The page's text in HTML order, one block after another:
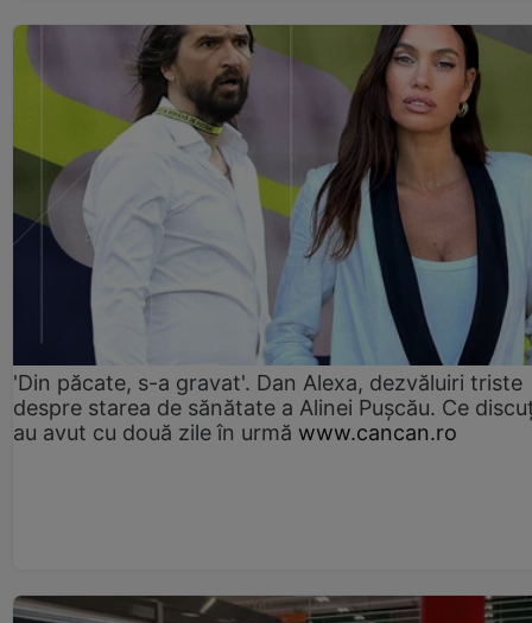
'Din păcate, s-a gravat'. Dan Alexa, dezvăluiri triste
despre starea de sănătate a Alinei Pușcău. Ce
au avut cu două zile în urmă www.cancan.ro